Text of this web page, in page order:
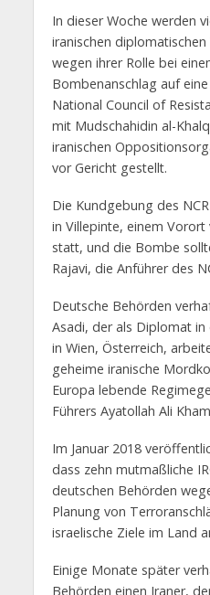
In dieser Woche werden
iranischen
wegen ihrer Rolle bei
Bombenanschlag auf
National Council of
mit Mudschahidin al-
iranischen
vor Gericht gestellt.
Die Kundgebung des
in Villepinte, einem Vorort
statt, und die Bombe
Rajavi, die Anführer des
Deutsche Behörden
Asadi, der als Diplomat
in Wien, Österreich,
geheime iranische
Europa lebende
Führers Ayatollah Ali
Im Januar 2018
dass zehn mutmaßliche
deutschen Behörden
Planung von
israelische Ziele im Land
Einige Monate später
Behörden einen Iraner,